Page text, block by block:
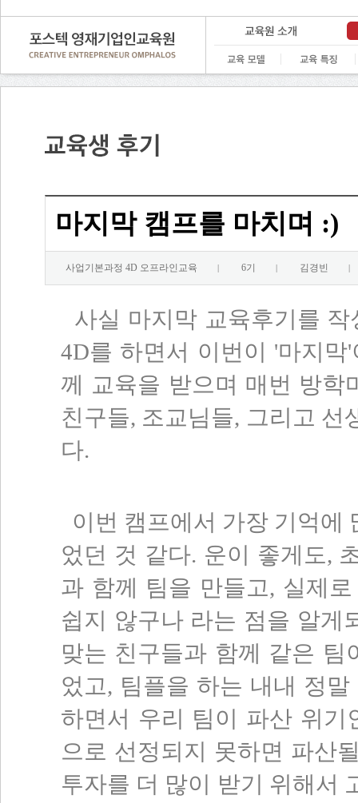
마지막 캠프를 마치며 :)
사업기본과정 4D 오프라인교육 6기 김경빈
사실 마지막 교육후기를
4D를 하면서 이번이 '마지
께 교육을 받으며 매번 방학
친구들, 조교님들, 그리고 선
다.
이번 캠프에서 가장 기억에
었던 것 같다. 운이 좋게도,
과 함께 팀을 만들고, 실제
쉽지 않구나 라는 점을 알게
맞는 친구들과 함께 같은
었고, 팀플을 하는 내내 정
하면서 우리 팀이 파산 위기
으로 선정되지 못하면 파산
투자를 더 많이 받기 위해서